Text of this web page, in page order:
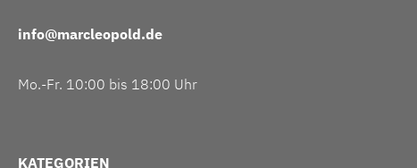
info@marcleopold.de
Mo.-Fr. 10:00 bis 18:00 Uhr
KATEGORIEN